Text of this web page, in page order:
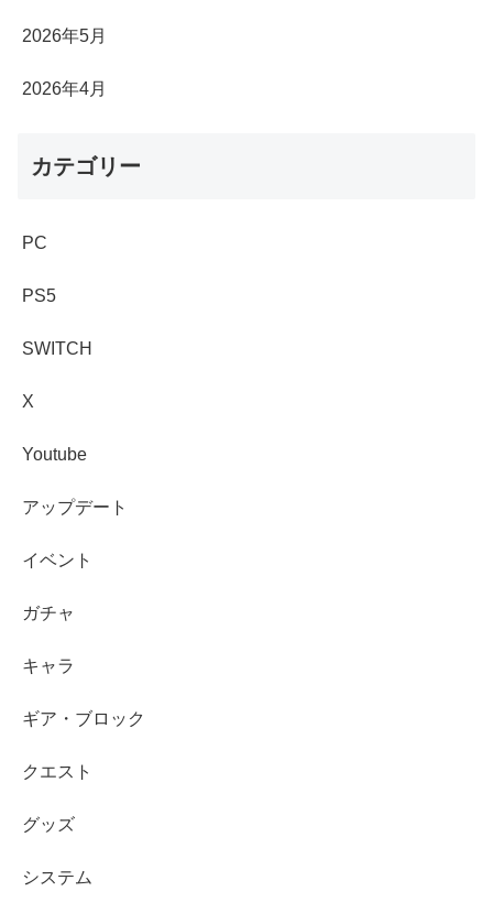
2026年5月
2026年4月
カテゴリー
PC
PS5
SWITCH
X
Youtube
アップデート
イベント
ガチャ
キャラ
ギア・ブロック
クエスト
グッズ
システム